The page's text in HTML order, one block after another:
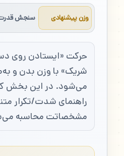
وزن پیشنهادی سنجش
حرکت «ایستادن روی
شریک» با وزن بدن و
می‌شود. در این بخش
راهنمای شدت/تکرار
مشخصاتت محاسبه